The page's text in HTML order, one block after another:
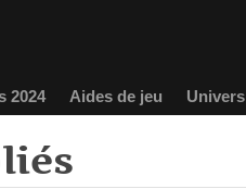
2024 Aides de jeu Univers